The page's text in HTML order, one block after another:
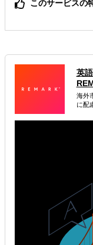
このサービスの
アメリカ人を
得られるため、
属するジャンル
海外進出戦略・事業
有効なプロモーショ
自社商材の現地での
オンラインで販路開
英
海外
に配